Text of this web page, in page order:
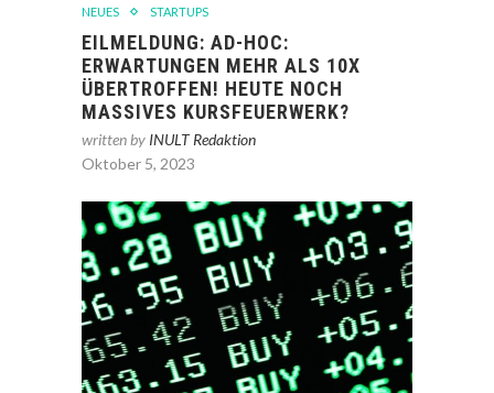
NEUES
STARTUPS
EILMELDUNG: AD-HOC:
ERWARTUNGEN MEHR ALS 10X
ÜBERTROFFEN! HEUTE NOCH
MASSIVES KURSFEUERWERK?
written by INULT Redaktion
Oktober 5, 2023